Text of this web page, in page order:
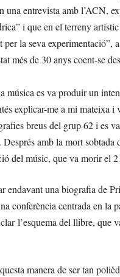
entrevista amb l’ACN,
i que en el terreny
la seva experimentació”,
més de 30 anys coent-se
es va produir un
explicar-me a mi mateixa
breus del grup 62 i es
amb la mort sobtada
del músic, que va morir el
endavant una biografia de
conferència centrada en la
l’esquema del llibre, que
manera de ser tan